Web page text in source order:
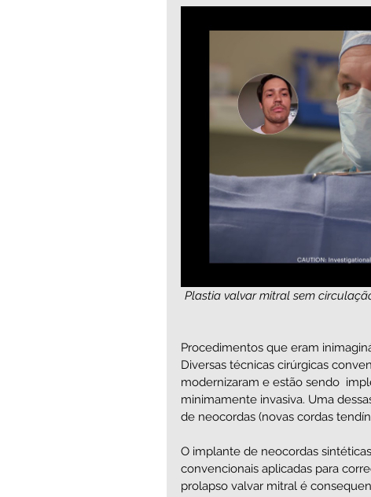
Plastia valvar mitral sem
Procedimentos que eram
Diversas técnicas cirúrgicas
modernizaram e estão sendo
minimamente invasiva. Uma
de neocordas (novas cordas
O implante de neocordas
convencionais aplicadas para
prolapso valvar mitral é